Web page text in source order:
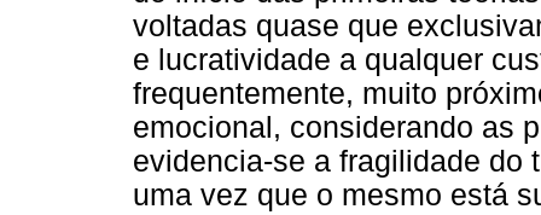
voltadas quase que
e lucratividade a qualquer
frequentemente, muito
emocional, considerando as
evidencia-se a fragilidade do
uma vez que o mesmo está